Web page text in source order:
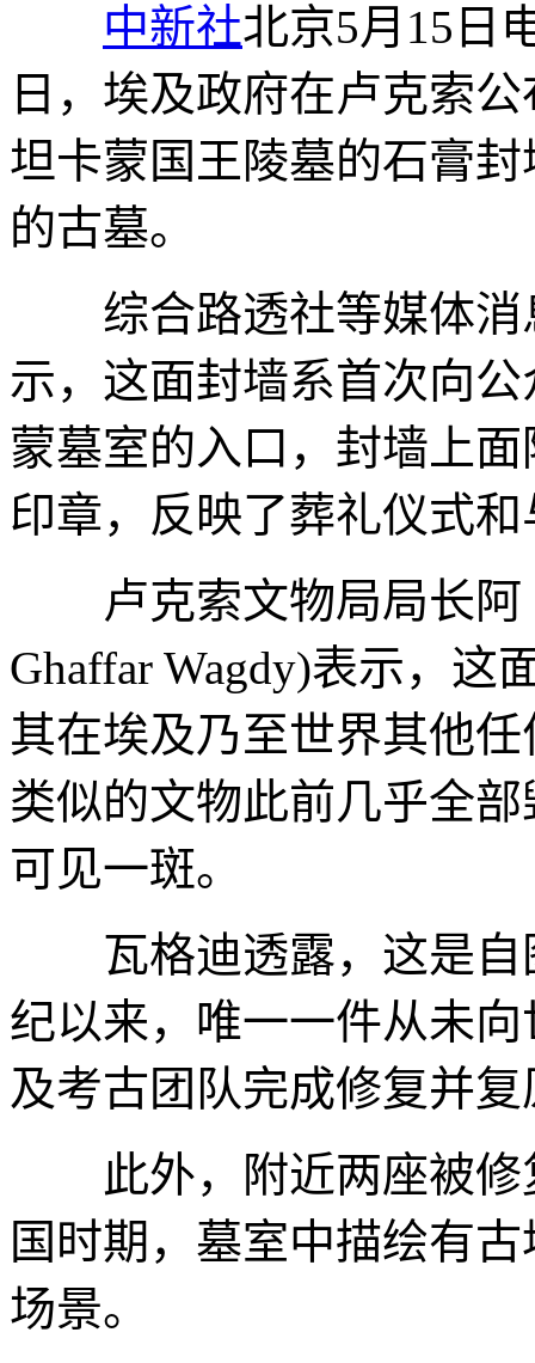
中新社北京5月15日
日，埃及政府在卢克索
坦卡蒙国王陵墓的石膏
的古墓。
综合路透社等媒体消
示，这面封墙系首次向
蒙墓室的入口，封墙上
印章，反映了葬礼仪式
卢克索文物局局长阿
Ghaffar Wagdy)表示，
其在埃及乃至世界其他
类似的文物此前几乎全
可见一斑。
瓦格迪透露，这是自
纪以来，唯一一件从未
及考古团队完成修复并
此外，附近两座被修
国时期，墓室中描绘有
场景。